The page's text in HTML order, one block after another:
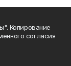
Копирование
согласия